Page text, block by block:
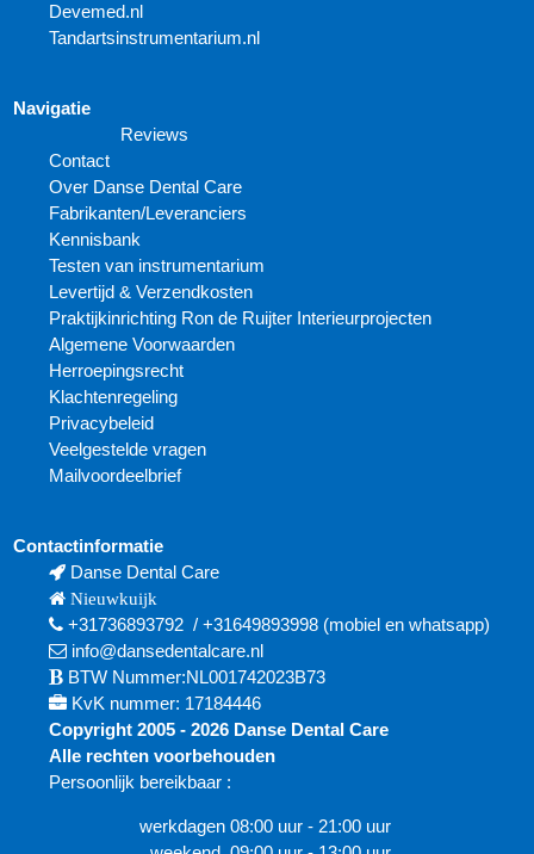
Devemed.nl
Tandartsinstrumentarium.nl
Navigatie
Reviews
Contact
Over Danse Dental Care
Fabrikanten/Leveranciers
Kennisbank
Testen van instrumentarium
Levertijd & Verzendkosten
Praktijkinrichting Ron de Ruijter Interieurprojecten
Algemene Voorwaarden
Herroepingsrecht
Klachtenregeling
Privacybeleid
Veelgestelde vragen
Mailvoordeelbrief
Contactinformatie
Danse Dental Care
Nieuwkuijk
+31736893792 /+31649893998 (mobiel enwhatsapp)
info@dansedentalcare.nl
BTW Nummer:NL001742023B73
KvK nummer: 17184446
Copyright 2005 - 2026 Danse Dental Care
Alle rechten voorbehouden
Persoonlijk bereikbaar :
werkdagen 08:00 uur - 21:00 uur